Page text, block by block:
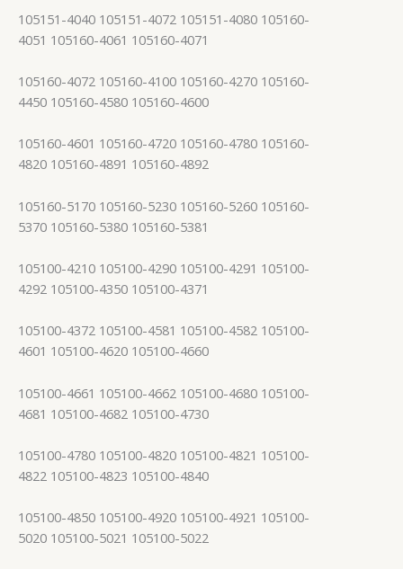
105151-4040 105151-4072 105151-4080 105160-
4051 105160-4061 105160-4071
105160-4072 105160-4100 105160-4270 105160-
4450 105160-4580 105160-4600
105160-4601 105160-4720 105160-4780 105160-
4820 105160-4891 105160-4892
105160-5170 105160-5230 105160-5260 105160-
5370 105160-5380 105160-5381
105100-4210 105100-4290 105100-4291 105100-
4292 105100-4350 105100-4371
105100-4372 105100-4581 105100-4582 105100-
4601 105100-4620 105100-4660
105100-4661 105100-4662 105100-4680 105100-
4681 105100-4682 105100-4730
105100-4780 105100-4820 105100-4821 105100-
4822 105100-4823 105100-4840
105100-4850 105100-4920 105100-4921 105100-
5020 105100-5021 105100-5022